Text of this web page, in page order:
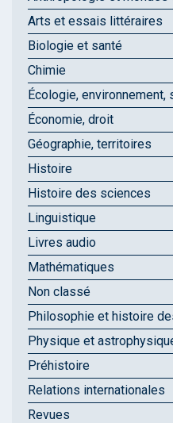
Arts et essais littéraires
Biologie et santé
Chimie
Écologie, environnement,
Économie, droit
Géographie, territoires
Histoire
Histoire des sciences
Linguistique
Livres audio
Mathématiques
Non classé
Philosophie et histoire
Physique et
Préhistoire
Relations internationales
Revues